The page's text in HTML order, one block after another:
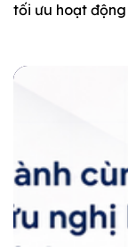
tối ưu hoạt